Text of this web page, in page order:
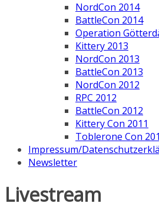
NordCon 2014
BattleCon 2014
Operation
Kittery 2013
NordCon 2013
BattleCon 2013
NordCon 2012
RPC 2012
BattleCon 2012
Kittery Con 2011
Toblerone Con
Impressum/
Newsletter
Livestream